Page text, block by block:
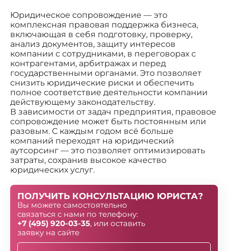
Юридическое сопровождение — это
комплексная правовая поддержка бизнеса,
включающая в себя подготовку, проверку,
анализ документов, защиту интересов
компании с сотрудниками, в переговорах с
контрагентами, арбитражах и перед
государственными органами. Это позволяет
снизить юридические риски и обеспечить
полное соответствие деятельности компании
действующему законодательству.
В зависимости от задач предприятия, правовое
сопровождение может быть постоянным или
разовым. С каждым годом всё больше
компаний переходят на юридический
аутсорсинг — это позволяет оптимизировать
затраты, сохранив высокое качество
юридических услуг.
ПОЛУЧИТЬ КОНСУЛЬТАЦИЮ ЮРИСТА?
Вы можете самостоятельно
связаться с нами по телефону:
+7 (495) 920-03-35, или оставить
заявку на сайте